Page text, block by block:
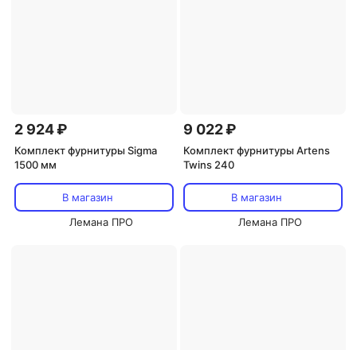
2 924 ₽
Комплект фурнитуры Sigma
1500 мм
В магазин
Лемана ПРО
9 022 ₽
Комплект фурнитуры Artens
Twins 240
В магазин
Лемана ПРО